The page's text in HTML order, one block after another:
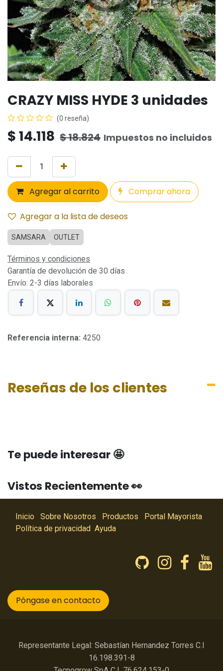
CRAZY MISS HYDE 3 unidades
(0 reseña)
$14.118 $18.824 Impuestos no incluidos
Agregar al carrito Comprar ahora
Agregar a la lista de deseos
SAMSARA OUTLET
Términos y condiciones
Garantía de devolución de 30 días
Envío: 2-3 días laborales
Referencia interna: 4250
Reseñas de los clientes
Te puede interesar 🤩
Vistos Recientemente 👀
Inicio Sobre Nosotros Productos
Portal Mayorista
Política de privacidad Ayuda
Póngase en contacto
Representante Legal: Sebastían Hernandez Torres C.I
16.198.391-8